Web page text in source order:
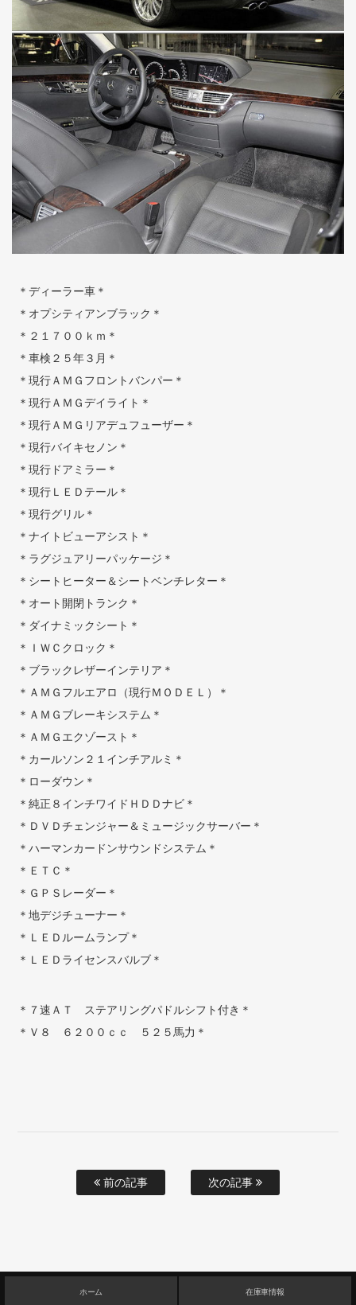
＊ディーラー車＊
＊オプシティアンブラック＊
＊２１７００ｋｍ＊
＊車検２５年３月＊
＊現行ＡＭＧフロントバンパー＊
＊現行ＡＭＧデイライト＊
＊現行ＡＭＧリアデュフューザー＊
＊現行バイキセノン＊
＊現行ドアミラー＊
＊現行ＬＥＤテール＊
＊現行グリル＊
＊ナイトビューアシスト＊
＊ラグジュアリーパッケージ＊
＊シートヒーター＆シートベンチレター＊
＊オート開閉トランク＊
＊ダイナミックシート＊
＊ＩＷＣクロック＊
＊ブラックレザーインテリア＊
＊ＡＭＧフルエアロ（現行ＭＯＤＥＬ）＊
＊ＡＭＧブレーキシステム＊
＊ＡＭＧエクゾースト＊
＊カールソン２１インチアルミ＊
＊ローダウン＊
＊純正８インチワイドＨＤＤナビ＊
＊ＤＶＤチェンジャー＆ミュージックサーバー＊
＊ハーマンカードンサウンドシステム＊
＊ＥＴＣ＊
＊ＧＰＳレーダー＊
＊地デジチューナー＊
＊ＬＥＤルームランプ＊
＊ＬＥＤライセンスバルブ＊
＊７速ＡＴ ステアリングパドルシフト付き＊
＊Ｖ８ ６２００ｃｃ ５２５馬力＊
前の記事 次の記事
ホーム 在庫車情報